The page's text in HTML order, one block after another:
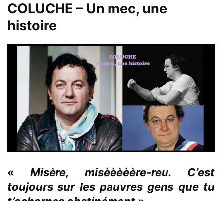
COLUCHE – Un mec, une
histoire
« Misère, misèèèèère-reu. C’est
toujours sur les pauvres gens que tu